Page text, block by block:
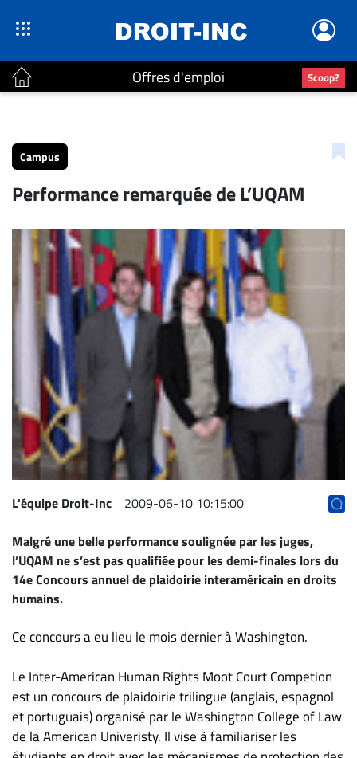
Offres d'emploi Scoop?
Accueil
Continu
Bureaux
Conseillers
Juridiques
Campus
Carrière
Archives
CARRIÈRE
ET
EMPLOIS
AVOCATS
ET
JURISTES
Offres
d'emploi
Formation
Scoop?
CABINETS
ET
ENTREPRISES
Campus
Performance remarquée de L’UQAM
L'équipe Droit-Inc 2009-06-10 10:15:00
Malgré une belle performance soulignée par les juges,
l’UQAM ne s’est pas qualifiée pour les demi-finales lors du
14e Concours annuel de plaidoirie interaméricain en droits
humains.
Ce concours a eu lieu le mois dernier à Washington.
Le Inter-American Human Rights Moot Court Competion
est un concours de plaidoirie trilingue (anglais, espagnol
et portuguais) organisé par le Washington College of Law
de la American Univeristy. Il vise à familiariser les